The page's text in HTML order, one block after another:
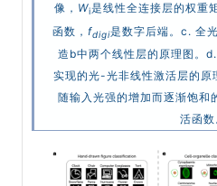
像， Wi是线性全连接层的权重
函数， fdigi是数字后端。c. 全
造b中两个线性层的原理图。
实现的光-光非线性激活层的原
随输入光强的增加而逐渐饱
活函数